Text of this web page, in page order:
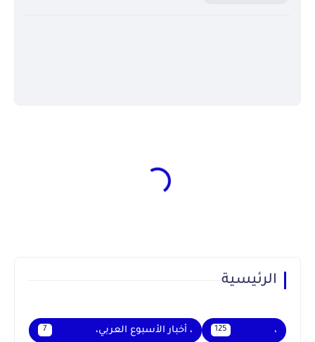
الرئيسية
، 125 ، أخبار الأسبوع العربي، 7